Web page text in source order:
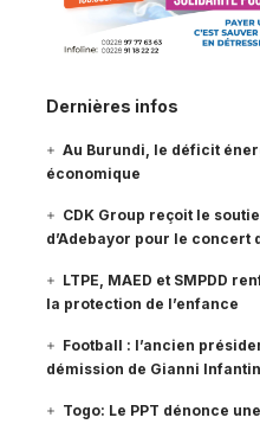
Dernières infos
Au Burundi, le déficit
économique
CDK Group reçoit le
d’Adebayor pour le concert
LTPE, MAED et SMPDD
la protection de l’enfance
Football : l’ancien
démission de Gianni
Togo: Le PPT dénonce